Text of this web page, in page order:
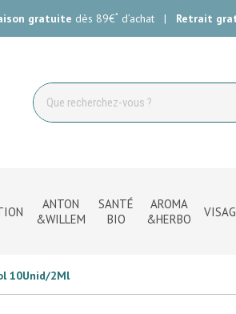
gratuite dès 89€*d’achat | Retrait
Carlin Votre pharmacie en ligne à votre
ANTON
&WILLEM
SANTÉ
BIO
AROMA
&HERBO
10Unid/2Ml